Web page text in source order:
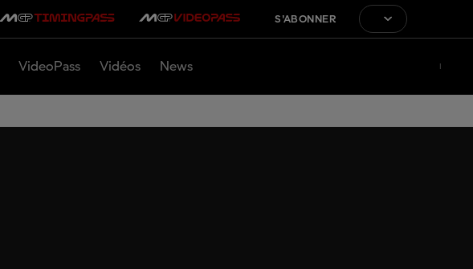
S'ABONNER
VideoPass Vidéos News